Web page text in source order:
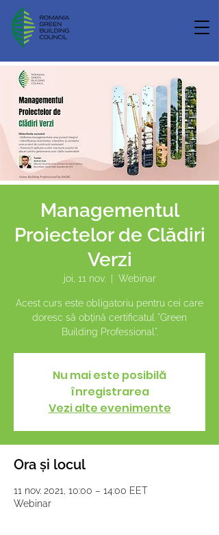
Managementul
Proiectelor de Clădiri
Verzi
joi, 11 nov. Webinar
Acest curs este obligatoriu pentru cei care
doresc să obțină certificatul "Green
Building Professional".
Nu mai este posibilă
înregistrarea
Vezi alte evenimente
Ora și locul
11 nov. 2021, 10:00 – 14:00 EET
Webinar